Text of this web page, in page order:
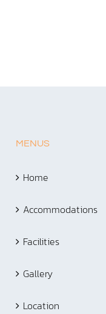
MENUS
Home
Accommodations
Facilities
Gallery
Location